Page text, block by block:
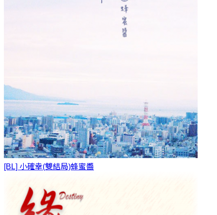
[BL] 小確幸(雙結局)蜂蜜醬